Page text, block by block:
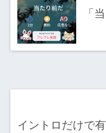
「
イントロだけで